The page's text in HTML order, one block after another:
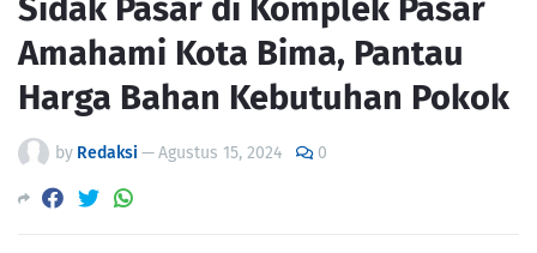
Sidak Pasar di Komplek Pasar
Amahami Kota Bima, Pantau
Harga Bahan Kebutuhan Pokok
by Redaksi —Agustus 15, 2024 0